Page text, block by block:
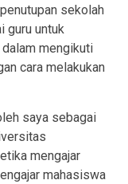
sekolah
guru untuk
mengikuti
cara melakukan
saya sebagai
mengajar
mahasiswa